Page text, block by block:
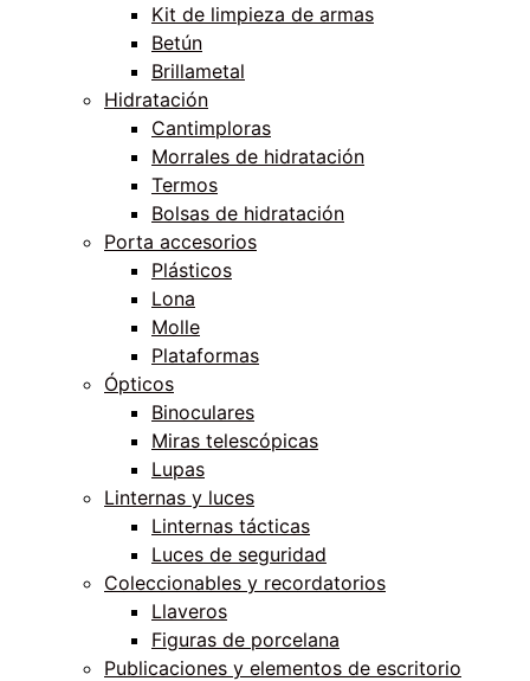
Kit de limpieza de armas
Betún
Brillametal
Hidratación
Cantimploras
Morrales de hidratación
Termos
Bolsas de hidratación
Porta accesorios
Plásticos
Lona
Molle
Plataformas
Ópticos
Binoculares
Miras telescópicas
Lupas
Linternas y luces
Linternas tácticas
Luces de seguridad
Coleccionables y recordatorios
Llaveros
Figuras de porcelana
Publicaciones y elementos de escritorio